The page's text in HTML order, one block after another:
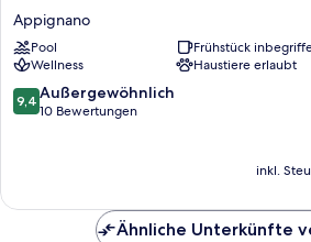
La
Colombaia
Appignano
Appignano
Pool
Frühstück
Wellness
Haustiere erlaubt
9.4
von
9,4 Außergewöhnlich
10 Bewertungen
inkl.
Ähnliche Unterkünfte